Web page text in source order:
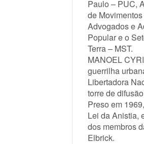
Paulo – PUC,
de
Advogados e
Popular e o
Terra – MST.
MANOEL
guerrilha
Libertadora
torre de
Preso em
Lei da Anistia,
dos membros
Elbrick.